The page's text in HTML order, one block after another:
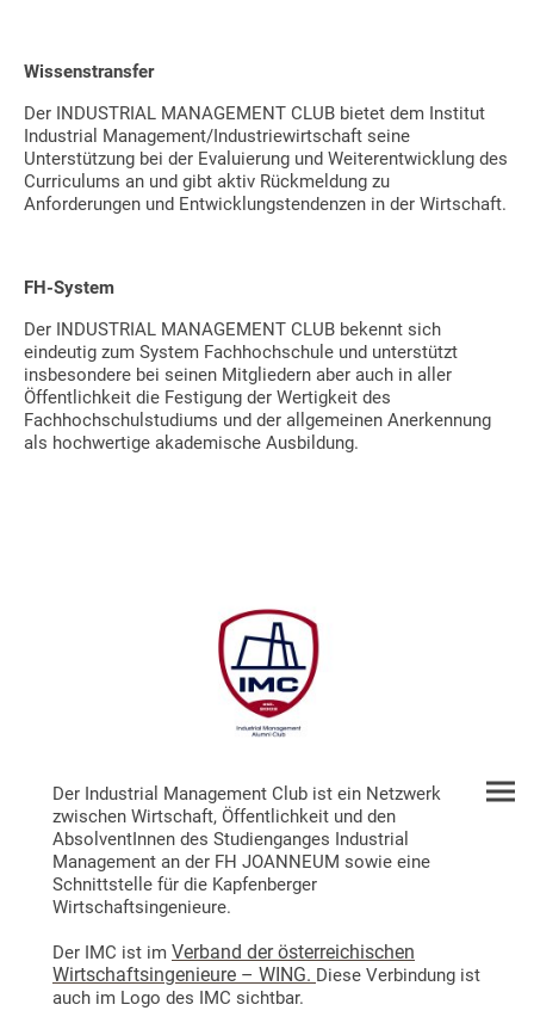
Wissenstransfer
Der INDUSTRIAL MANAGEMENT CLUB bietet dem Institut
Industrial Management/Industriewirtschaft seine
Unterstützung bei der Evaluierung und Weiterentwicklung des
Curriculums an und gibt aktiv Rückmeldung zu
Anforderungen und Entwicklungstendenzen in der Wirtschaft.
FH-System
Der INDUSTRIAL MANAGEMENT CLUB bekennt sich
eindeutig zum System Fachhochschule und unterstützt
insbesondere bei seinen Mitgliedern aber auch in aller
Öffentlichkeit die Festigung der Wertigkeit des
Fachhochschulstudiums und der allgemeinen Anerkennung
als hochwertige akademische Ausbildung.
Der Industrial Management Club ist ein Netzwerk
zwischen Wirtschaft, Öffentlichkeit und den
AbsolventInnen des Studienganges Industrial
Management an der FH JOANNEUM sowie eine
Schnittstelle für die Kapfenberger
Wirtschaftsingenieure.
Der IMC ist im Verband der österreichischen
Wirtschaftsingenieure – WING. Diese Verbindung ist
auch im Logo des IMC sichtbar.